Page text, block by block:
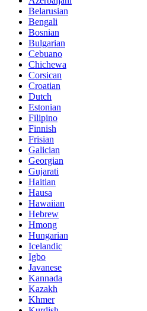
Belarusian
Bengali
Bosnian
Bulgarian
Cebuano
Chichewa
Corsican
Croatian
Dutch
Estonian
Filipino
Finnish
Frisian
Galician
Georgian
Gujarati
Haitian
Hausa
Hawaiian
Hebrew
Hmong
Hungarian
Icelandic
Igbo
Javanese
Kannada
Kazakh
Khmer